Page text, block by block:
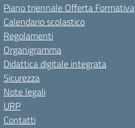
Piano triennale Offerta Formativa
Calendario scolastico
Regolamenti
Organigramma
Didattica digitale integrata
Sicurezza
Note legali
URP
Contatti